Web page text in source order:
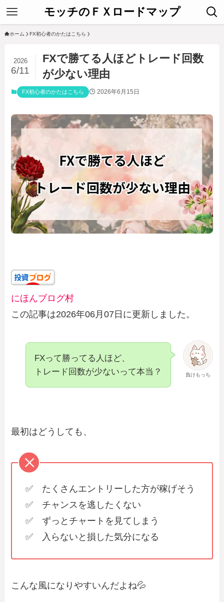
モッチのＦＸロードマップ
ホーム FX初心者のかたはこちら
FXで勝てる人ほどトレード回数
が少ない理由
2026
6/11
FX初心者のかたはこちら 2026年6月15日
にほんブログ村
この記事は2026年06月07日に更新しました。
負けもっち
FXって勝ってる人ほど、
トレード回数が少ないって本当？
最初はどうしても、
✅ たくさんエントリーした方が稼げそう
✅ チャンスを逃したくない
✅ ずっとチャートを見てしまう
✅ 入らないと損した気分になる
こんな風になりやすいんだよね💦